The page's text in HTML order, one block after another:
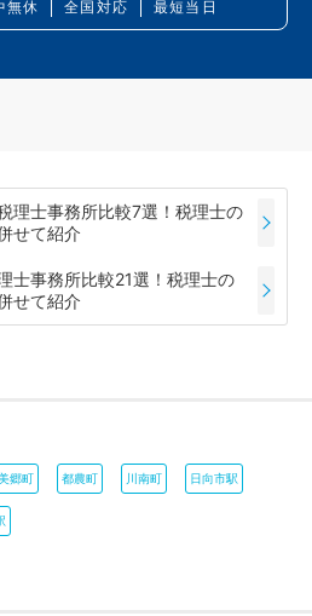
無休 全国対応 最短当日
理士事務所比較7選！税理士の
せて紹介
士事務所比較21選！税理士の
せて紹介
郷町 都農町 川南町 日向市駅